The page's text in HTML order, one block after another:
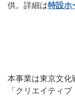
供。詳細は特設ホ
本事業は東京文化
「クリエイティ